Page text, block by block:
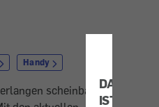
IST
Handy
scheinbar